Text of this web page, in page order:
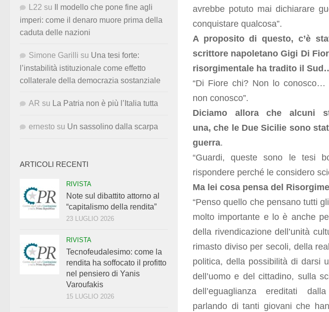
avrebbe potuto mai dichiarare
conquistare qualcosa”.
A proposito di questo, c’è
scrittore napoletano Gigi Di
risorgimentale ha tradito il
“Di Fiore chi? Non lo
non conosco”.
Diciamo allora che alcuni
una, che le Due Sicilie sono
guerra.
“Guardi, queste sono le tesi
rispondere perché le considero
Ma lei cosa pensa del
“Penso quello che pensano tutti
molto importante e lo è anche
della rivendicazione dell’unità
rimasto diviso per secoli, della
politica, della possibilità di darsi
dell’uomo e del cittadino, sulla
dell’eguaglianza ereditati
parlando di tanti giovani che
L22 su
Il modello che pone fine agli
imperi: come il denaro muore prima della
caduta delle nazioni
Simone Garilli su Una tesi forte:
l’instabilità istituzionale come effetto
collaterale della democrazia sostanziale
AR su La Patria non è più l’Italia tutta
ernesto su Un sassolino dalla scarpa
ARTICOLI RECENTI
RIVISTA
Note sul dibattito attorno al
“capitalismo della rendita”
23 LUGLIO 2026
RIVISTA
Tecnofeudalesimo: come la
rendita ha soffocato il profitto
nel pensiero di Yanis
Varoufakis
15 LUGLIO 2026